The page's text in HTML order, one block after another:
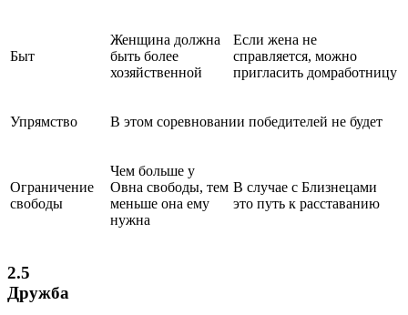
Быт
Женщина должна
быть более
хозяйственной
Если жена не
справляется, можно
пригласить домработницу
Упрямство В этом соревновании победителей не будет
Ограничение
свободы
Чем больше у
Овна свободы, тем
меньше она ему
нужна
В случае с Близнецами
это путь к расставанию
2.5
Дружба